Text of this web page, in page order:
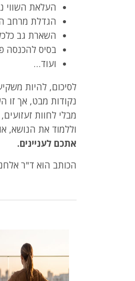
העלאת השווי
הגדלת מרחב
השארת גב
בסיס להכנסה
ועוד…
לסיכום, להיות
נקודות מבט, אך זו
מבלי לחוות
וללמוד את הנושא,
אתכם לעניינים.
הכותב הוא ד"ר